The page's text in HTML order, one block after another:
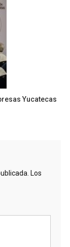
Yucatecas
Los